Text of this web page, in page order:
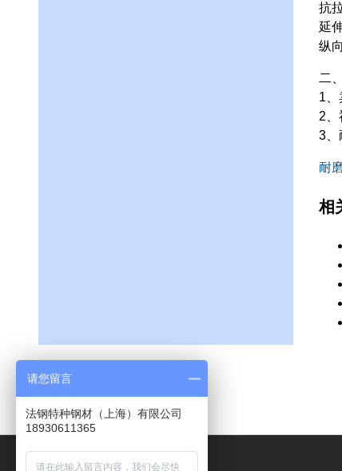
抗
延
纵
二
1、
2、
3、
耐
相
请您留言
法钢特种钢材（上海）有限公司
18930611365